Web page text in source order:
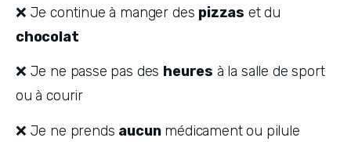
❌ Je continue à manger des pizzas
chocolat
❌ Je ne passe pas des heures à la salle de sport
ou à courir
❌ Je ne prends aucun médicament ou pilule